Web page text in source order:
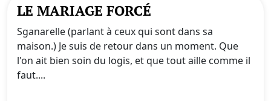
LE MARIAGE FORCÉ
Sganarelle (parlant à ceux qui sont dans sa
maison.) Je suis de retour dans un moment. Que
l'on ait bien soin du logis, et que tout aille comme il
faut....